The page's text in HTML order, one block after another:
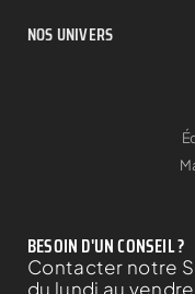
NOS UNIVERS
BESOIN D'UN CONSEIL ?
Contacter notre
du lundi au